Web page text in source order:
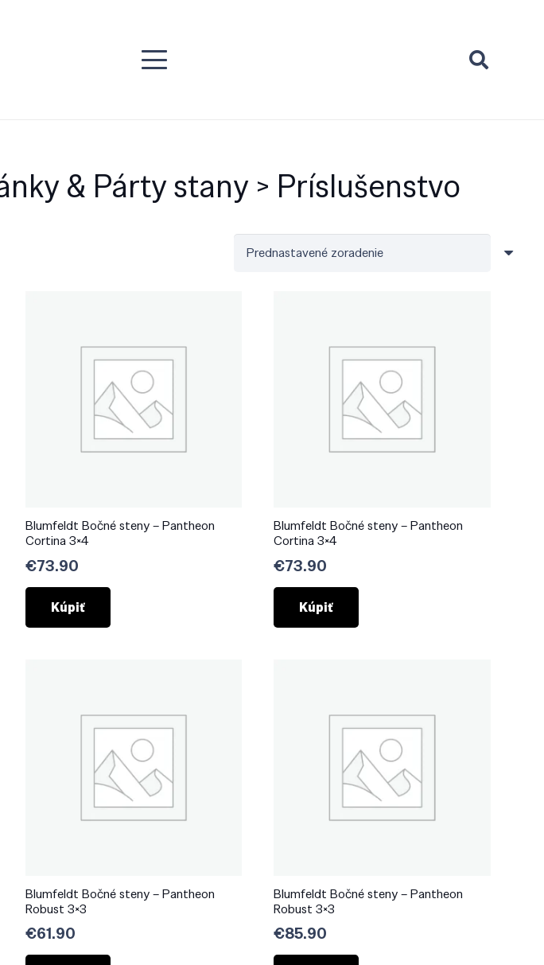
& Párty stany > Príslušenstvo
Blumfeldt Bočné steny – Pantheon
Cortina 3×4
€73.90
Kúpiť
Blumfeldt Bočné steny – Pantheon
Cortina 3×4
€73.90
Kúpiť
Blumfeldt Bočné steny – Pantheon
Robust 3×3
€61.90
Blumfeldt Bočné steny – Pantheon
Robust 3×3
€85.90